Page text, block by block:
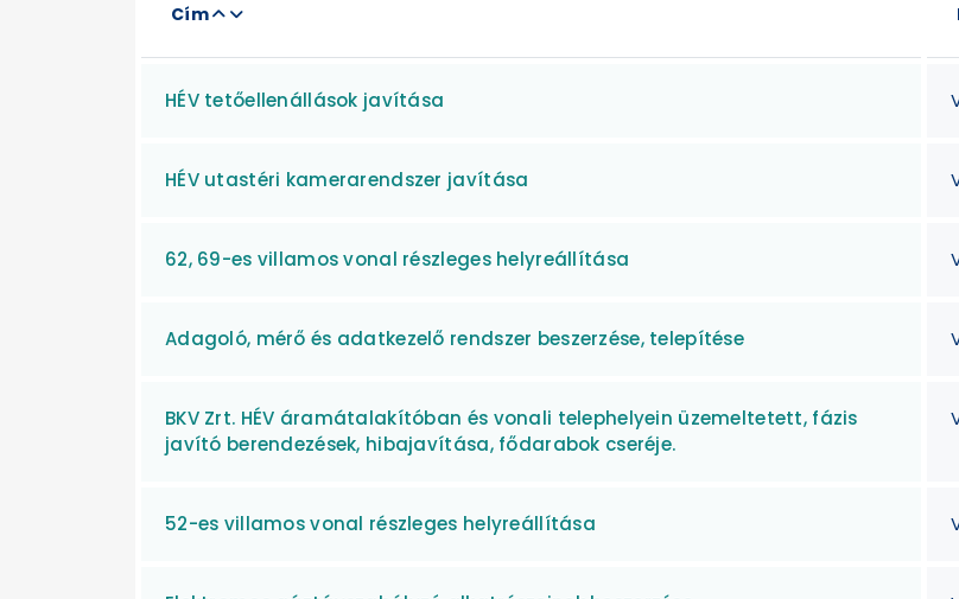
Cím
HÉV tetőellenállások javítása
HÉV utastéri kamerarendszer javítása
62, 69-es villamos vonal részleges helyreállítása
Adagoló, mérő és adatkezelő rendszer beszerzése, telepítése
BKV Zrt. HÉV áramátalakítóban és vonali telephelyein üzemeltetett, fázis
javító berendezések, hibajavítása, fődarabok cseréje.
52-es villamos vonal részleges helyreállítása